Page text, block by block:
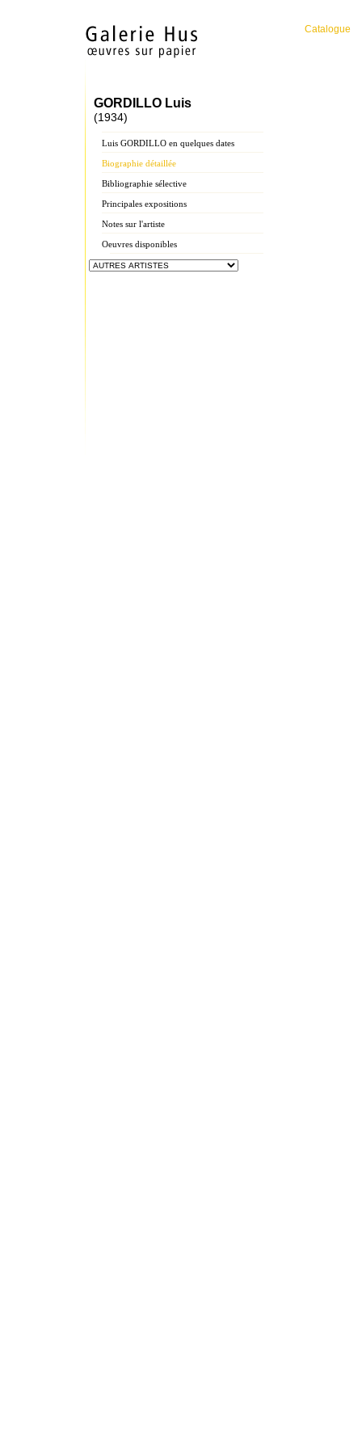
Catalogue
GORDILLO Luis
(1934)
Luis GORDILLO en quelques dates
Biographie détaillée
Bibliographie sélective
Principales expositions
Notes sur l'artiste
Oeuvres disponibles